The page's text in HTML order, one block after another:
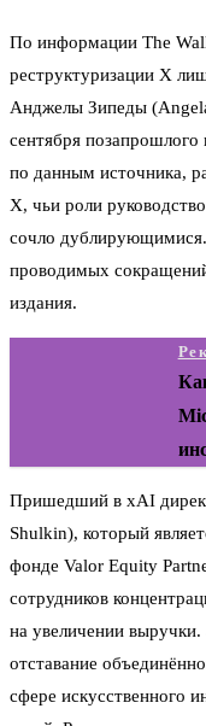
По информации The
реструктуризации X
Анджелы Зипеды
сентября позапрошлого
по данным источника,
X, чьи роли
сочло дублирующимися.
проводимых
издания.
Пришедший в xAI
Shulkin), который
фонде Valor Equity
сотрудников
на увеличении выручки.
отставание
сфере искусственного